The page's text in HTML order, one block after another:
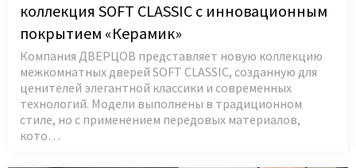
коллекция SOFT CLASSIC с инновационным
покрытием «Керамик»
Компания ДВЕРЦОВ представляет новую коллекцию
межкомнатных дверей SOFT CLASSIC, созданную для
ценителей элегантной классики и современных
технологий. Модели выполнены в традиционном
стиле, но с применением передовых материалов,
кото…